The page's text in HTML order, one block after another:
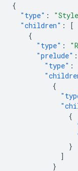
{
"type" :
"children" :
[
{
"type" :
"prelude" :
"type" :
{
{
}
]
}